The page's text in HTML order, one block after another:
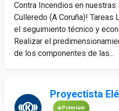
Contra Incendios en
Culleredo (A Coruña)! Tareas
el seguimiento técnico y
Realizar el
de los componentes de las...
Proyectista
Premium